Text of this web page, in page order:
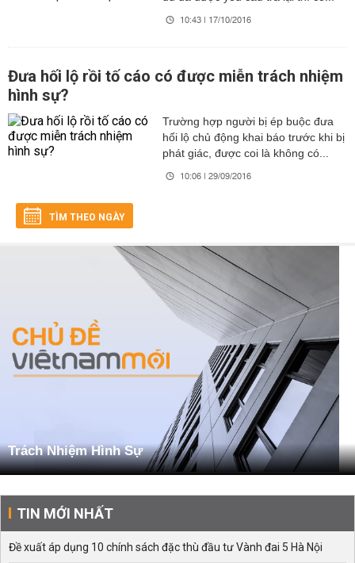
10:43 | 17/10/2016
Đưa hối lộ rồi tố cáo có được miễn trách nhiệm
hình sự?
Trường hợp người bị ép buộc đưa
hối lộ chủ động khai báo trước khi bị
phát giác, được coi là không có...
10:06 | 29/09/2016
TÌM THEO NGÀY
Trách Nhiệm Hình Sự
TIN MỚI NHẤT
Đề xuất áp dụng 10 chính sách đặc thù đầu tư Vành đai 5 Hà Nội